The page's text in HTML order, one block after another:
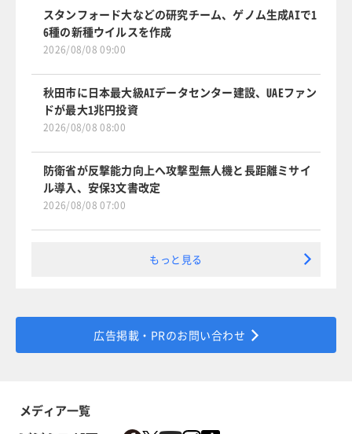
スタンフォード大などの研究チーム、ゲノム生成AIで1
6種の新種ウイルスを作成
2026/08/08 09:00
秋田市に日本最大級AIデータセンター建設、UAEファン
ドが最大1兆円投資
2026/08/08 08:00
防衛省が反撃能力向上へ攻撃型無人機と長距離ミサイ
ル導入、安保3文書改定
2026/08/08 07:00
もっと見る
広告掲載・PRのお問い合わせ
メディア一覧